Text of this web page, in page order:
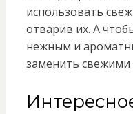
использовать
отварив их. А
нежным и
заменить свежими